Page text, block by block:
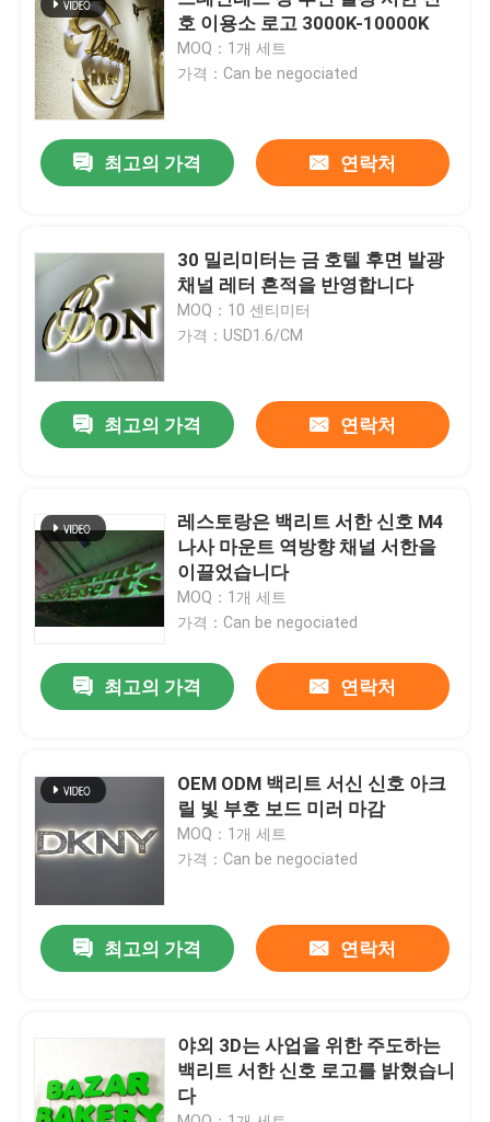
제품
우리에 대하여
공장 여행
연락주세요
인용문을 요구하세요
3d 서한 신호
채널 레터 신호
백리트 서한 신호
호 이용소 로고 3000K-10000K
MOQ：1개 세트
가격：Can be negociated
최고의 가격 연락처
30 밀리미터는 금 호텔 후면 발광
채널 레터 흔적을 반영합니다
MOQ：10 센티미터
가격：USD1.6/CM
최고의 가격 연락처
레스토랑은 백리트 서한 신호 M4
나사 마운트 역방향 채널 서한을
이끌었습니다
MOQ：1개 세트
가격：Can be negociated
최고의 가격 연락처
OEM ODM 백리트 서신 신호 아크
릴 빛 부호 보드 미러 마감
MOQ：1개 세트
가격：Can be negociated
최고의 가격 연락처
야외 3D는 사업을 위한 주도하는
백리트 서한 신호 로고를 밝혔습니
다